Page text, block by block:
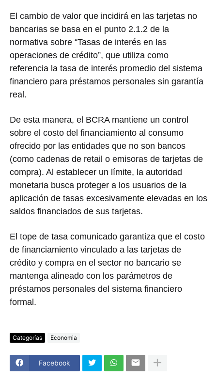
El cambio de valor que incidirá en las tarjetas no
bancarias se basa en el punto 2.1.2 de la
normativa sobre “Tasas de interés en las
operaciones de crédito”, que utiliza como
referencia la tasa de interés promedio del sistema
financiero para préstamos personales sin garantía
real.
De esta manera, el BCRA mantiene un control
sobre el costo del financiamiento al consumo
ofrecido por las entidades que no son bancos
(como cadenas de retail o emisoras de tarjetas de
compra). Al establecer un límite, la autoridad
monetaria busca proteger a los usuarios de la
aplicación de tasas excesivamente elevadas en los
saldos financiados de sus tarjetas.
El tope de tasa comunicado garantiza que el costo
de financiamiento vinculado a las tarjetas de
crédito y compra en el sector no bancario se
mantenga alineado con los parámetros de
préstamos personales del sistema financiero
formal.
Categorías Economia
Facebook